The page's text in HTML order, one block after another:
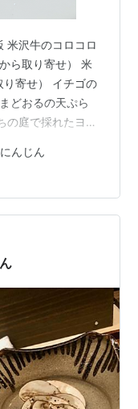
米沢牛のコロコロ
ら取り寄せ） 米
寄せ） イチゴの
どおるの天ぷら
の庭で採れたヨモ
んちゃんステーキ
んじん